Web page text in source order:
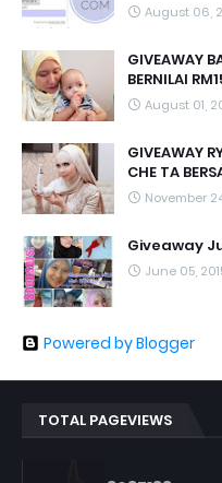
August 06,
GIVEAWAY
BERNILAI
August 01,
GIVEAWAY
CHE TA
November
Giveaway
June 05,
Powered by Blogger
TOTAL PAGEVIEWS